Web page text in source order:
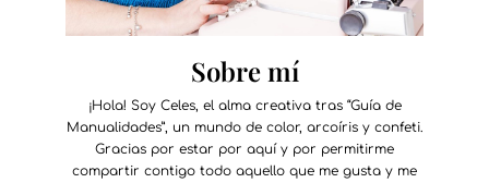
Sobre mí
¡Hola! Soy Celes, el alma creativa tras “Guía de
Manualidades”, un mundo de color, arcoíris y confeti.
Gracias por estar por aquí y por permitirme
compartir contigo todo aquello que me gusta y me